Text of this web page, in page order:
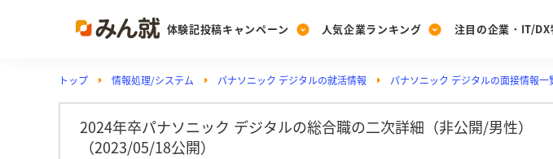
体験記投稿キャンペーン
Post
投稿する
[27卒] 本選考体験記
人気企業ランキング
Ranking
ランキングを見る
みんなのDX企業就職
注目の企業・IT/DX
PickUp
注目の企業特集
トップ 情報処理/システム パナソニック デジタルの就活情報 パナソニック デジタルの面接情報一
2024年卒パナソニック デジタルの総合職の二次詳細（非公開/男性）
（2023/05/18公開）